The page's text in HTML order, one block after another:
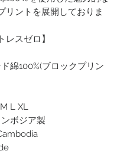
リントを展開しておりま
レスゼロ】
綿100%(ブロックプリン
L XL
ボジア製